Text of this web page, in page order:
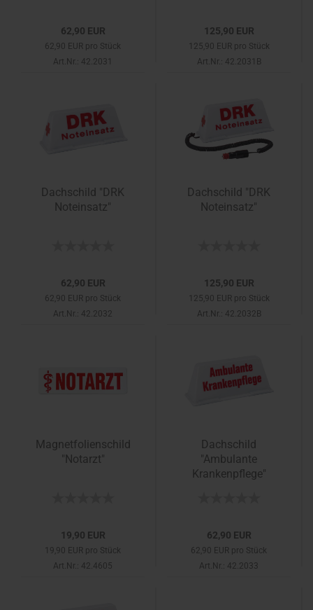
62,90 EUR
62,90 EUR pro Stück
Art.Nr.: 42.2031
125,90 EUR
125,90 EUR pro Stück
Art.Nr.: 42.2031B
Dachschild "DRK
Noteinsatz"
62,90 EUR
62,90 EUR pro Stück
Art.Nr.: 42.2032
Dachschild "DRK
Noteinsatz"
125,90 EUR
125,90 EUR pro Stück
Art.Nr.: 42.2032B
Magnetfolienschild
"Notarzt"
19,90 EUR
19,90 EUR pro Stück
Art.Nr.: 42.4605
Dachschild
"Ambulante
Krankenpflege"
62,90 EUR
62,90 EUR pro Stück
Art.Nr.: 42.2033